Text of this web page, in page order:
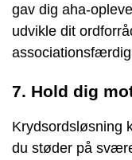
gav dig aha-
udvikle dit
7. Hold dig
Krydsordsløsning
du støder på